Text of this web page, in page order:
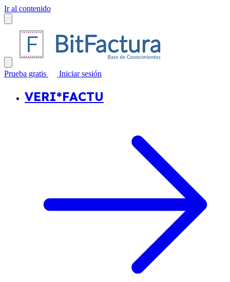
Ir al contenido
Prueba gratis Iniciar sesión
VERI*FACTU